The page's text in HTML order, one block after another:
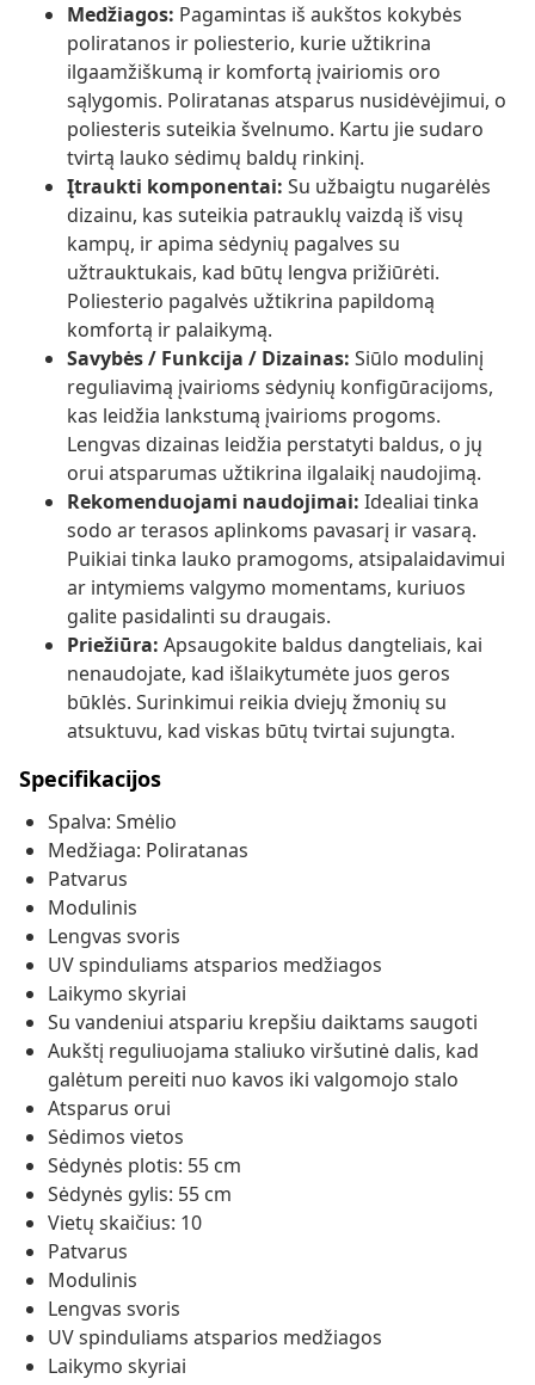
Medžiagos: Pagamintas iš aukštos kokybės
poliratanos ir poliesterio, kurie užtikrina
ilgaamžiškumą ir komfortą įvairiomis oro
sąlygomis. Poliratanas atsparus nusidėvėjimui, o
poliesteris suteikia švelnumo. Kartu jie sudaro
tvirtą lauko sėdimų baldų rinkinį.
Įtraukti komponentai: Su užbaigtu nugarėlės
dizainu, kas suteikia patrauklų vaizdą iš visų
kampų, ir apima sėdynių pagalves su
užtrauktukais, kad būtų lengva prižiūrėti.
Poliesterio pagalvės užtikrina papildomą
komfortą ir palaikymą.
Savybės / Funkcija / Dizainas: Siūlo modulinį
reguliavimą įvairioms sėdynių konfigūracijoms,
kas leidžia lankstumą įvairioms progoms.
Lengvas dizainas leidžia perstatyti baldus, o jų
orui atsparumas užtikrina ilgalaikį naudojimą.
Rekomenduojami naudojimai: Idealiai tinka
sodo ar terasos aplinkoms pavasarį ir vasarą.
Puikiai tinka lauko pramogoms, atsipalaidavimui
ar intymiems valgymo momentams, kuriuos
galite pasidalinti su draugais.
Priežiūra: Apsaugokite baldus dangteliais, kai
nenaudojate, kad išlaikytumėte juos geros
būklės. Surinkimui reikia dviejų žmonių su
atsuktuvu, kad viskas būtų tvirtai sujungta.
Specifikacijos
Spalva: Smėlio
Medžiaga: Poliratanas
Patvarus
Modulinis
Lengvas svoris
UV spinduliams atsparios medžiagos
Laikymo skyriai
Su vandeniui atspariu krepšiu daiktams saugoti
Aukštį reguliuojama staliuko viršutinė dalis, kad
galėtum pereiti nuo kavos iki valgomojo stalo
Atsparus orui
Sėdimos vietos
Sėdynės plotis: 55 cm
Sėdynės gylis: 55 cm
Vietų skaičius: 10
Patvarus
Modulinis
Lengvas svoris
UV spinduliams atsparios medžiagos
Laikymo skyriai